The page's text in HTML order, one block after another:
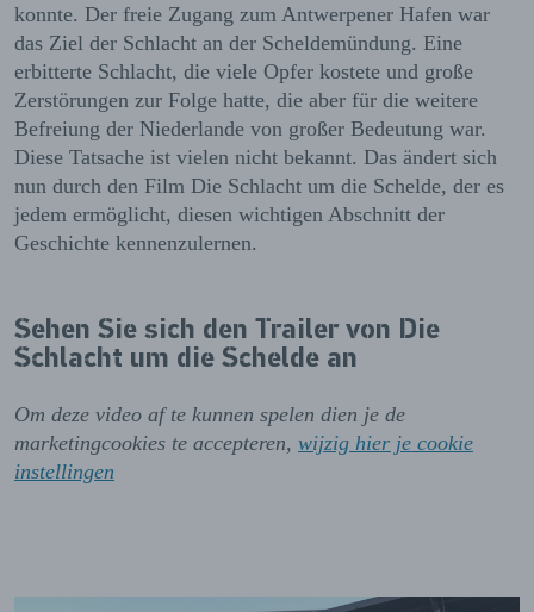
konnte. Der freie Zugang zum Antwerpener Hafen war
das Ziel der Schlacht an der Scheldemündung. Eine
erbitterte Schlacht, die viele Opfer kostete und große
Zerstörungen zur Folge hatte, die aber für die weitere
Befreiung der Niederlande von großer Bedeutung war.
Diese Tatsache ist vielen nicht bekannt. Das ändert sich
nun durch den Film Die Schlacht um die Schelde, der es
jedem ermöglicht, diesen wichtigen Abschnitt der
Geschichte kennenzulernen.
Sehen Sie sich den Trailer von Die
Schlacht um die Schelde an
Om deze video af te kunnen spelen dien je de
marketingcookies te accepteren, wijzig hier je cookie
instellingen